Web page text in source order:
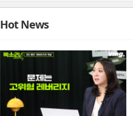
Hot News